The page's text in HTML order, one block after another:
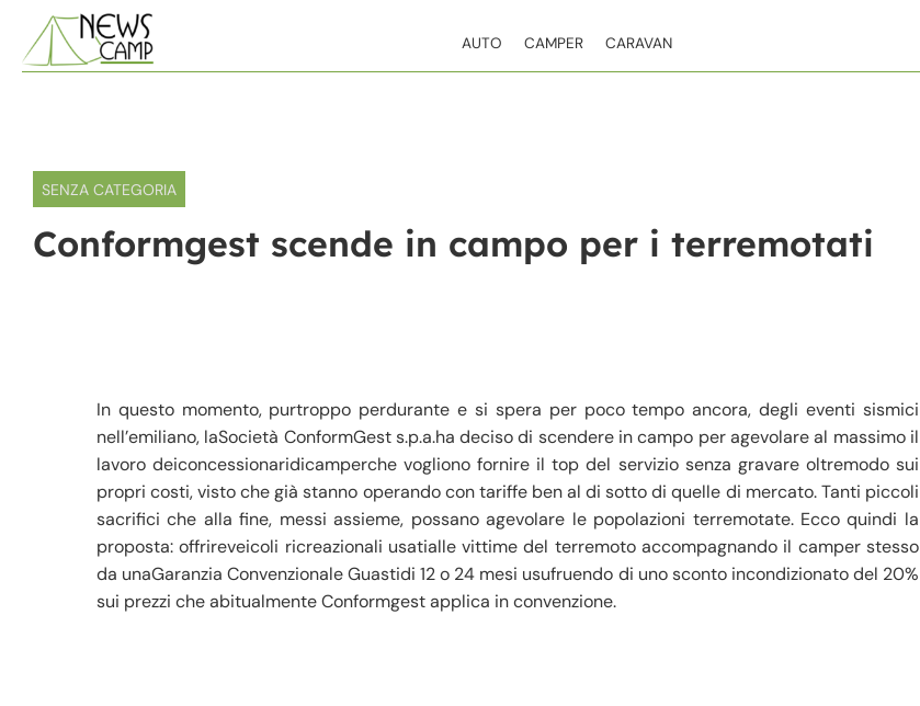
Skip to content
AUTO
CAMPER CARAVAN
SENZA CATEGORIA
Conformgest scende in campo per i terremotati
In questo momento, purtroppo perdurante e si spera per poco tempo ancora, degli eventi sismici
nell’emiliano, laSocietà ConformGest s.p.a.ha deciso di scendere in campo per agevolare al massimo il
lavoro deiconcessionaridicamperche vogliono fornire il top del servizio senza gravare oltremodo sui
propri costi, visto che già stanno operando con tariffe ben al di sotto di quelle di mercato. Tanti piccoli
sacrifici che alla fine, messi assieme, possano agevolare le popolazioni terremotate. Ecco quindi la
proposta: offrireveicoli ricreazionali usatialle vittime del terremoto accompagnando il camper stesso
da unaGaranzia Convenzionale Guastidi 12 o 24 mesi usufruendo di uno sconto incondizionato del 20%
sui prezzi che abitualmente Conformgest applica in convenzione.